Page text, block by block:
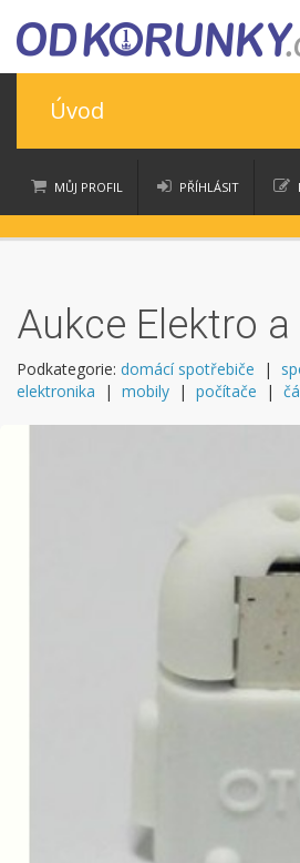
Úvod
Úvod
Nápověda
Ceny
Věrnostní program
MŮJ PROFIL
moje nákupy moje aukce
PŘÍHLÁSIT
Aukce Elektro
Podkategorie: domácí spotřebiče |
elektronika | mobily | počítače |